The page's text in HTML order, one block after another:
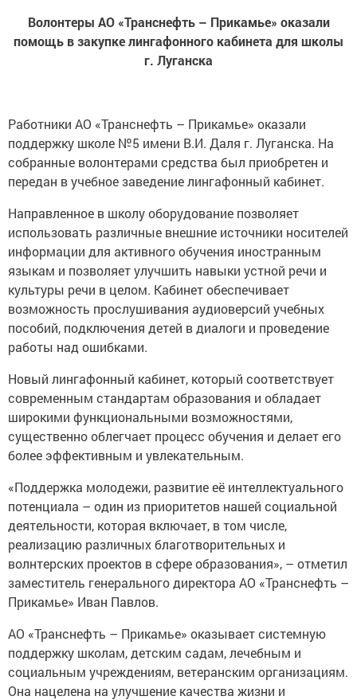
Волонтеры АО «Транснефть – Прикамье» оказали
помощь в закупке лингафонного кабинета для школы
г. Луганска
Работники АО «Транснефть – Прикамье» оказали
поддержку школе №5 имени В.И. Даля г. Луганска. На
собранные волонтерами средства был приобретен и
передан в учебное заведение лингафонный кабинет.
Направленное в школу оборудование позволяет
использовать различные внешние источники носителей
информации для активного обучения иностранным
языкам и позволяет улучшить навыки устной речи и
культуры речи в целом. Кабинет обеспечивает
возможность прослушивания аудиоверсий учебных
пособий, подключения детей в диалоги и проведение
работы над ошибками.
Новый лингафонный кабинет, который соответствует
современным стандартам образования и обладает
широкими функциональными возможностями,
существенно облегчает процесс обучения и делает его
более эффективным и увлекательным.
«Поддержка молодежи, развитие её интеллектуального
потенциала – один из приоритетов нашей социальной
деятельности, которая включает, в том числе,
реализацию различных благотворительных и
волнтерских проектов в сфере образования», – отметил
заместитель генерального директора АО «Транснефть –
Прикамье» Иван Павлов.
АО «Транснефть – Прикамье» оказывает системную
поддержку школам, детским садам, лечебным и
социальным учреждениям, ветеранским организациям.
Она нацелена на улучшение качества жизни и